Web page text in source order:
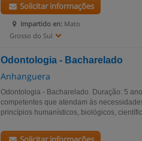
Impartido en: Mato
Grosso do Sul
Solicitar informações
Odontologia - Bacharelado
Anhanguera
Odontologia - Bacharelado. Duração: 5
competentes que atendam às
princípios humanísticos, biológicos,